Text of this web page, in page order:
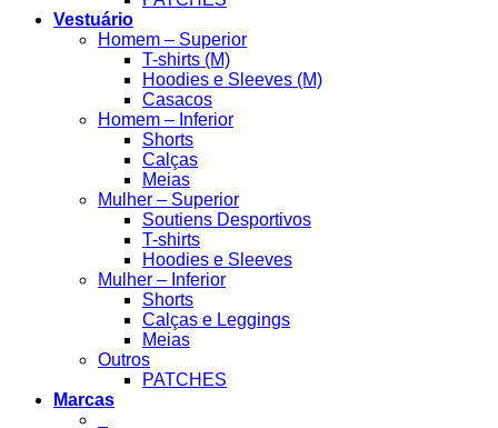
Vestuário
Homem – Superior
T-shirts (M)
Hoodies e Sleeves (M)
Casacos
Homem – Inferior
Shorts
Calças
Meias
Mulher – Superior
Soutiens Desportivos
T-shirts
Hoodies e Sleeves
Mulher – Inferior
Shorts
Calças e Leggings
Meias
Outros
PATCHES
Marcas